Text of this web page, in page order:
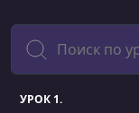
Поиск
УРОК 1.